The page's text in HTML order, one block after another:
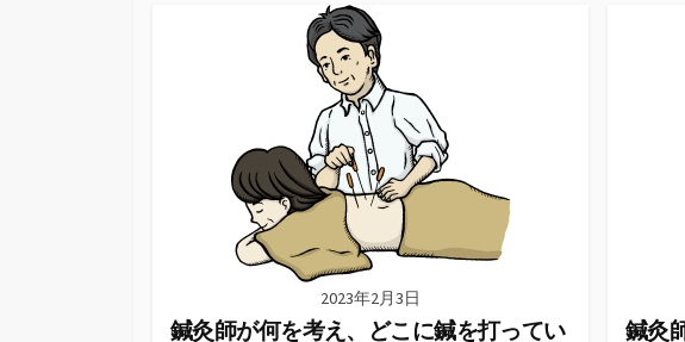
2023年2月3日
鍼灸師が何を考え、どこに鍼を打ってい
鍼灸